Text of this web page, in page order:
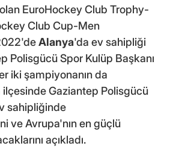
EuroHockey Club Trophy-
Club Cup-Men
Alanya'da ev sahipliği
Polisgücü Spor Kulüp Başkanı
iki şampiyonanın da
ilçesinde Gaziantep Polisgücü
sahipliğinde
ve Avrupa'nın en güçlü
açıkladı.